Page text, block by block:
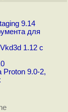
9.14
для
1.12 с
Proton 9.0-2,